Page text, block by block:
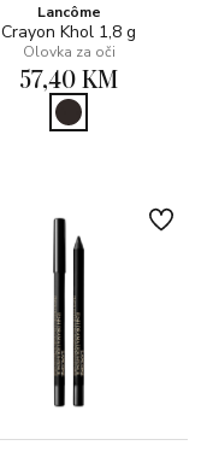
Lancôme
Crayon Khol 1,8 g
Olovka za oči
57,40 KM